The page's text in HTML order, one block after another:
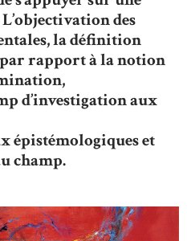
des
la définition
par rapport à la notion
d’investigation aux
épistémologiques et
champ.